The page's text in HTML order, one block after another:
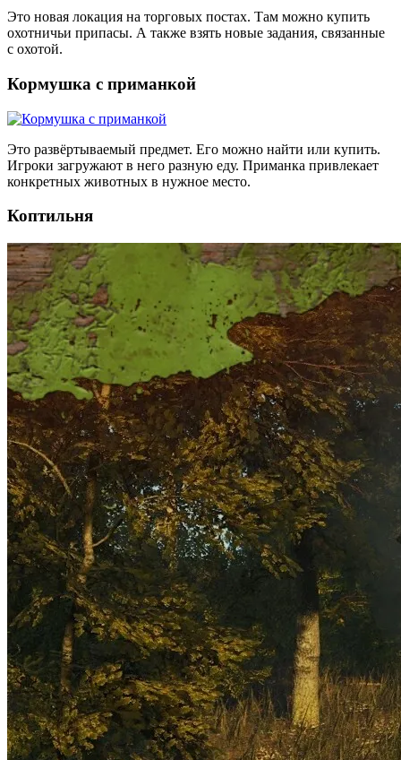
Это новая локация на торговых постах. Там можно купить
охотничьи припасы. А также взять новые задания, связанные
с охотой.
Кормушка с приманкой
Это развёртываемый предмет. Его можно найти или купить.
Игроки загружают в него разную еду. Приманка привлекает
конкретных животных в нужное место.
Коптильня